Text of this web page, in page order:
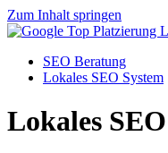
Zum Inhalt springen
SEO Beratung
Lokales SEO System
Lokales